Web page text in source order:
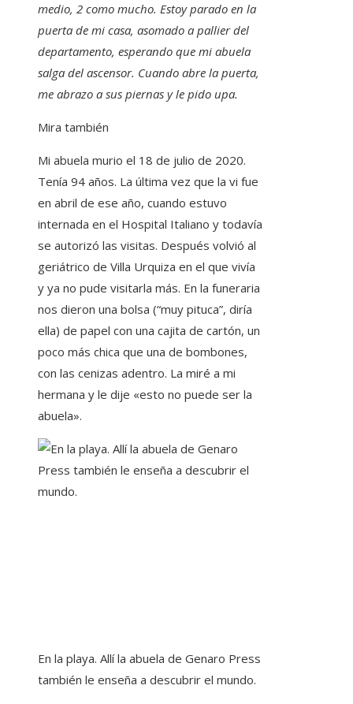
medio, 2 como mucho. Estoy parado en la
puerta de mi casa, asomado a pallier del
departamento, esperando que mi abuela
salga del ascensor. Cuando abre la puerta,
me abrazo a sus piernas y le pido upa.
Mira también
Mi abuela murio el 18 de julio de 2020.
Tenía 94 años. La última vez que la vi fue
en abril de ese año, cuando estuvo
internada en el Hospital Italiano y todavía
se autorizó las visitas. Después volvió al
geriátrico de Villa Urquiza en el que vivía
y ya no pude visitarla más. En la funeraria
nos dieron una bolsa (“muy pituca”, diría
ella) de papel con una cajita de cartón, un
poco más chica que una de bombones,
con las cenizas adentro. La miré a mi
hermana y le dije «esto no puede ser la
abuela».
En la playa. Allí la abuela de Genaro Press
también le enseña a descubrir el mundo.